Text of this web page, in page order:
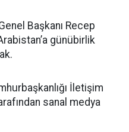
Başkanı Recep
günübirlik
İletişim
sanal medya